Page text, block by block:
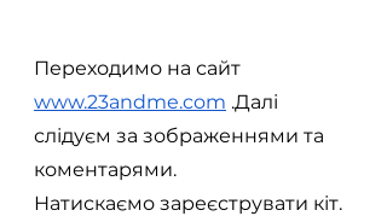
Переходимо на сайт
www.23andme.com .Далі
слідуєм за зображеннями та
коментарями.
Натискаємо зареєструвати кіт.